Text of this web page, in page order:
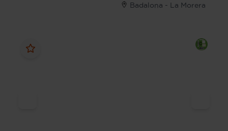
Badalona - La Morera